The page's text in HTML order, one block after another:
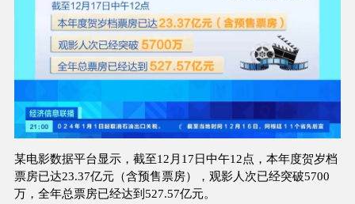
某电影数据平台显示，截至12月17日中午12点，本年度贺岁档
票房已达23.37亿元（含预售票房），观影人次已经突破5700
万，全年总票房已经达到527.57亿元。